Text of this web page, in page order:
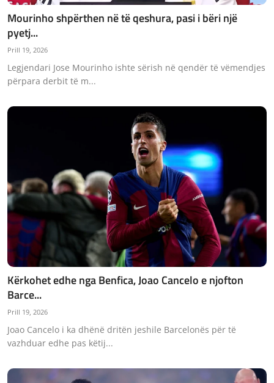
Mourinho shpërthen në të qeshura, pasi i bëri një
pyetj...
Prill 19, 2026
Legjendari Jose Mourinho ishte sërish në qendër të vëmendjes
përpara derbit të m...
Kërkohet edhe nga Benfica, Joao Cancelo e njofton
Barce...
Prill 19, 2026
Joao Cancelo i ka dhënë dritën jeshile Barcelonës për të
vazhduar edhe pas këtij...